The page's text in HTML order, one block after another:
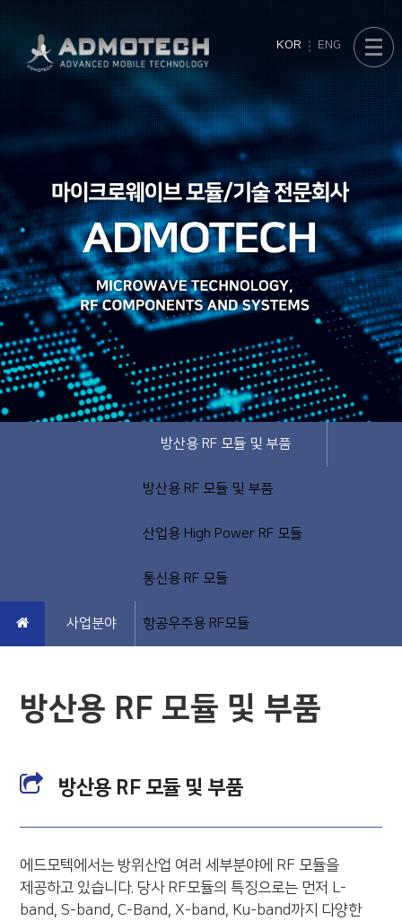
KOR ENG
사업분야
방산용 RF 모듈 및 부품
방산용 RF 모듈 및 부품
산업용 High Power RF 모듈
통신용 RF 모듈
항공우주용 RF모듈
방산용 RF 모듈 및 부품
방산용 RF 모듈 및 부품
에드모텍에서는 방위산업 여러 세부분야에 RF 모듈을
제공하고 있습니다. 당사 RF모듈의 특징으로는 먼저 L-
band, S-band, C-Band, X-band, Ku-band까지 다양한